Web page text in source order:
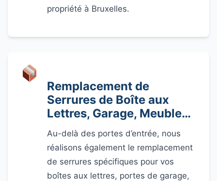
propriété à Bruxelles.
Remplacement de
Serrures de Boîte aux
Lettres, Garage, Meuble…
Au-delà des portes d’entrée, nous
réalisons également le remplacement
de serrures spécifiques pour vos
boîtes aux lettres, portes de garage,